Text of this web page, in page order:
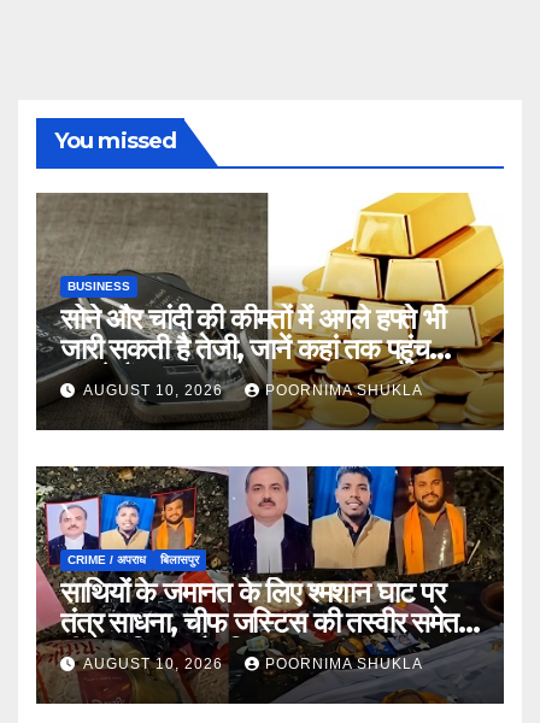
You missed
BUSINESS
सोने और चांदी की कीमतों में अगले हफ्ते भी
जारी सकती है तेजी, जानें कहां तक पहुंच
सकते हैं भाव
AUGUST 10, 2026 POORNIMA SHUKLA
CRIME / अपराध बिलासपुर
साथियों के जमानत के लिए श्मशान घाट पर
तंत्र साधना, चीफ जस्टिस की तस्वीर समेत
नींबू, नारियल और सिंदूर बरामद
AUGUST 10, 2026 POORNIMA SHUKLA